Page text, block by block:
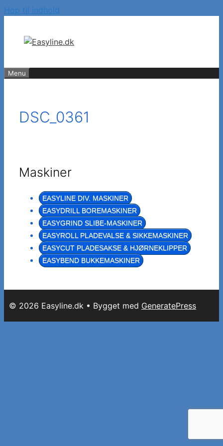
Hop til indhold
Menu
DSC_0361
Maskiner
EASYLINE DIV. MASKINER
EASYDRILL BOREMASKINER
EASYGRIND SLIBE-MASKINER
EASYROLL PLADEVALSE & SIKKEMASKINER
EASYCUT PLADESAKSE & HJØRNEKLIPPER
EASYBEND BUKKEMASKINER
© 2026 Easyline.dk • Bygget med GeneratePress